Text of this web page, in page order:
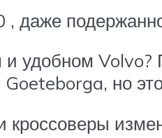
, даже
удобном Volvo?
Goeteborga, но
кроссоверы